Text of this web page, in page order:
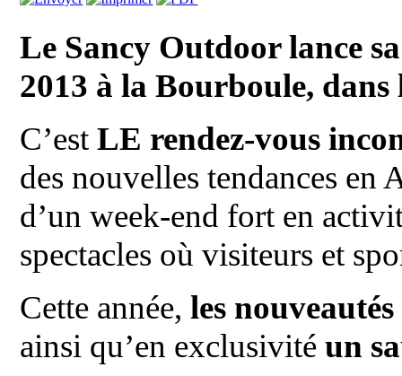
Le Sancy Outdoor lance
2013 à la Bourboule, dans
C’estLE rendez-vous
des nouvelles tendances en
d’un week-end fort en
spectacles où visiteurs et
Cette année,les nouveautés
ainsi qu’en exclusivitéun